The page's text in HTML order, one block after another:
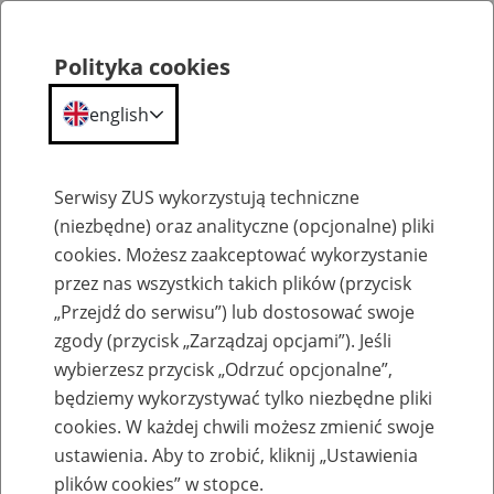
Szkolenia
Zaproś ZUS do siebie: Aktywni 50+
Polityka cookies
english
Serwisy ZUS wykorzystują techniczne
(niezbędne) oraz analityczne (opcjonalne) pliki
cookies. Możesz zaakceptować wykorzystanie
przez nas wszystkich takich plików (przycisk
„Przejdź do serwisu”) lub dostosować swoje
zgody (przycisk „Zarządzaj opcjami”). Jeśli
wybierzesz przycisk „Odrzuć opcjonalne”,
będziemy wykorzystywać tylko niezbędne pliki
cookies. W każdej chwili możesz zmienić swoje
ustawienia. Aby to zrobić, kliknij „Ustawienia
plików cookies” w stopce.